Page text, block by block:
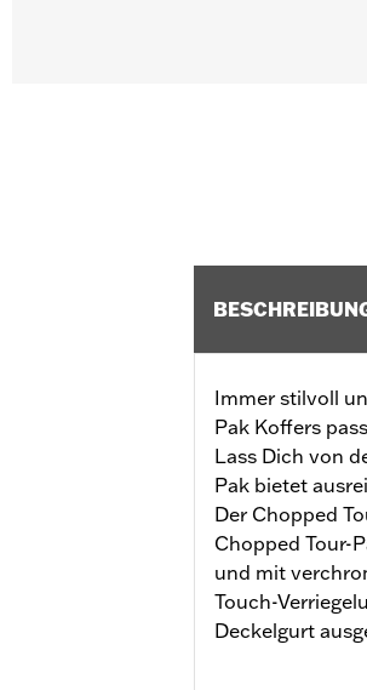
Immer stilvoll
Pak Koffers
Lass Dich von
Pak bietet
Der Chopped
Chopped Tour-
und mit
Touch-
Deckelgurt